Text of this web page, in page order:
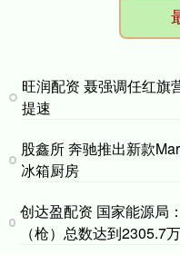
旺润配资 聂强调任红旗
提速
股鑫所 奔驰推出新款
冰箱厨房
创达盈配资 国家能源局
（枪）总数达到2305.7